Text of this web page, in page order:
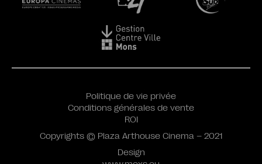
Design
Politique de vie privée
Conditions générales de vente
ROI
Copyrights © Plaza Arthouse Cinema – 2021